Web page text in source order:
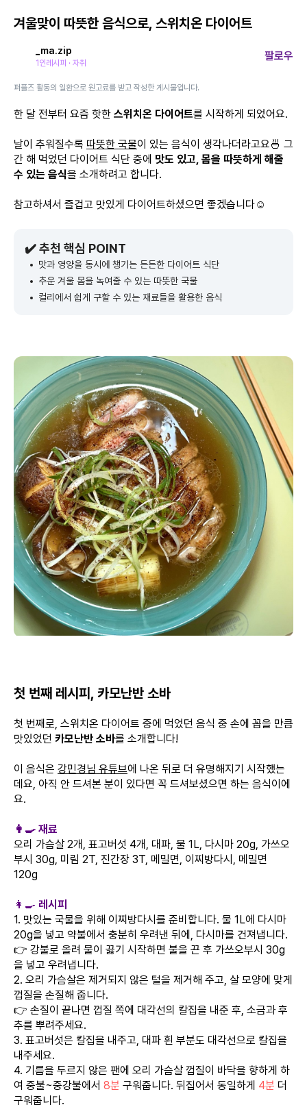
겨울맞이 따뜻한 음식으로, 스위치온 다이어트
_ma.zip
1인레시피 · 자취
팔로우
퍼플즈 활동의 일환으로 원고료를 받고 작성한 게시물입니다.
한 달 전부터 요즘 핫한 스위치온 다이어트를 시작하게 되었어요.
날이 추워질수록 따뜻한 국물이 있는 음식이 생각나더라고요🍜 그
간 해 먹었던 다이어트 식단 중에 맛도 있고, 몸을 따뜻하게 해줄
수 있는 음식을 소개하려고 합니다.
참고하셔서 즐겁고 맛있게 다이어트하셨으면 좋겠습니다☺️
✔️ 추천 핵심 POINT
맛과 영양을 동시에 챙기는 든든한 다이어트 식단
추운 겨울 몸을 녹여줄 수 있는 따뜻한 국물
컬리에서 쉽게 구할 수 있는 재료들을 활용한 음식
첫 번째 레시피, 카모난반 소바
첫 번째로, 스위치온 다이어트 중에 먹었던 음식 중 손에 꼽을 만큼
맛있었던 카모난반 소바를 소개합니다!
이 음식은 강민경님 유튜브에 나온 뒤로 더 유명해지기 시작했는
데요, 아직 안 드셔본 분이 있다면 꼭 드셔보셨으면 하는 음식이에
요.
👩‍🍳 재료
오리 가슴살 2개, 표고버섯 4개, 대파, 물 1L, 다시마 20g, 가쓰오
부시 30g, 미림 2T, 진간장 3T, 메밀면, 이찌방다시, 메밀면
120g
👩‍🍳 레시피
1. 맛있는 국물을 위해 이찌방다시를 준비합니다. 물 1L에 다시마
20g을 넣고 약불에서 충분히 우려낸 뒤에, 다시마를 건져냅니다.
👉 강불로 올려 물이 끓기 시작하면 불을 끈 후 가쓰오부시 30g
을 넣고 우려냅니다.
2. 오리 가슴살은 제거되지 않은 털을 제거해 주고, 살 모양에 맞게
껍질을 손질해 줍니다.
👉 손질이 끝나면 껍질 쪽에 대각선의 칼집을 내준 후, 소금과 후
추를 뿌려주세요.
3. 표고버섯은 칼집을 내주고, 대파 흰 부분도 대각선으로 칼집을
내주세요.
4. 기름을 두르지 않은 팬에 오리 가슴살 껍질이 바닥을 향하게 하
여 중불~중강불에서 8분 구워줍니다. 뒤집어서 동일하게 4분 더
구워줍니다.